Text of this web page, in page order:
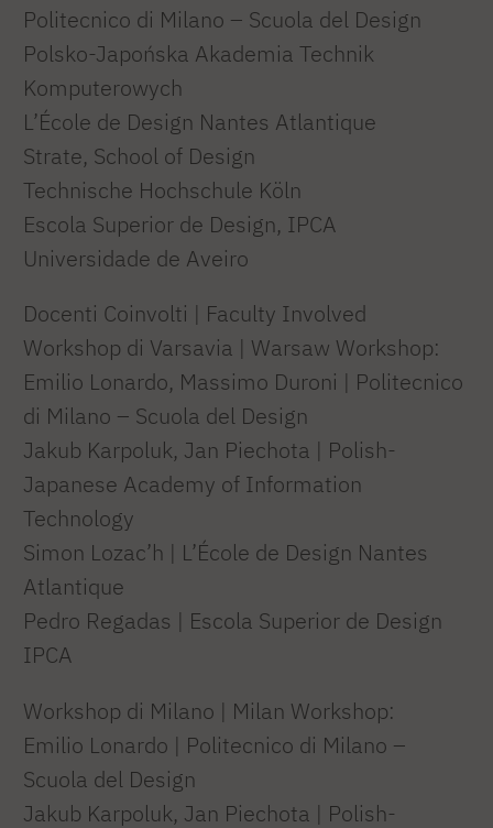
Politecnico di Milano – Scuola del Design
Polsko-Japońska Akademia Technik
Komputerowych
L’École de Design Nantes Atlantique
Strate, School of Design
Technische Hochschule Köln
Escola Superior de Design, IPCA
Universidade de Aveiro
Docenti Coinvolti | Faculty Involved
Workshop di Varsavia | Warsaw Workshop:
Emilio Lonardo, Massimo Duroni | Politecnico
di Milano – Scuola del Design
Jakub Karpoluk, Jan Piechota | Polish-
Japanese Academy of Information
Technology
Simon Lozac’h | L’École de Design Nantes
Atlantique
Pedro Regadas | Escola Superior de Design
IPCA
Workshop di Milano | Milan Workshop:
Emilio Lonardo | Politecnico di Milano –
Scuola del Design
Jakub Karpoluk, Jan Piechota | Polish-